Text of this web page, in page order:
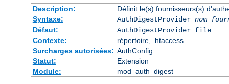
Description:
Définit le(s) fournisseurs(s)
Syntaxe:
AuthDigestProvider nom
Défaut:
AuthDigestProvider file
Contexte:
répertoire, .htaccess
Surcharges autorisées: AuthConfig
Statut:
Extension
Module:
mod_auth_digest